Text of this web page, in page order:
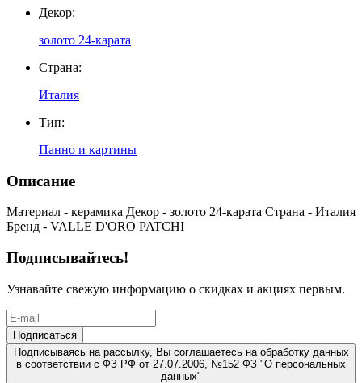
Декор:
золото 24-карата
Страна:
Италия
Тип:
Панно и картины
Описание
Материал - керамика Декор - золото 24-карата Страна - Италия
Бренд - VALLE D'ORO PATCHI
Подписывайтесь!
Узнавайте свежую информацию о скидках и акциях первым.
Подписаться
Подписываясь на рассылку, Вы соглашаетесь на обработку данных
в соответствии с ФЗ РФ от 27.07.2006, №152 ФЗ "О персональных
данных"